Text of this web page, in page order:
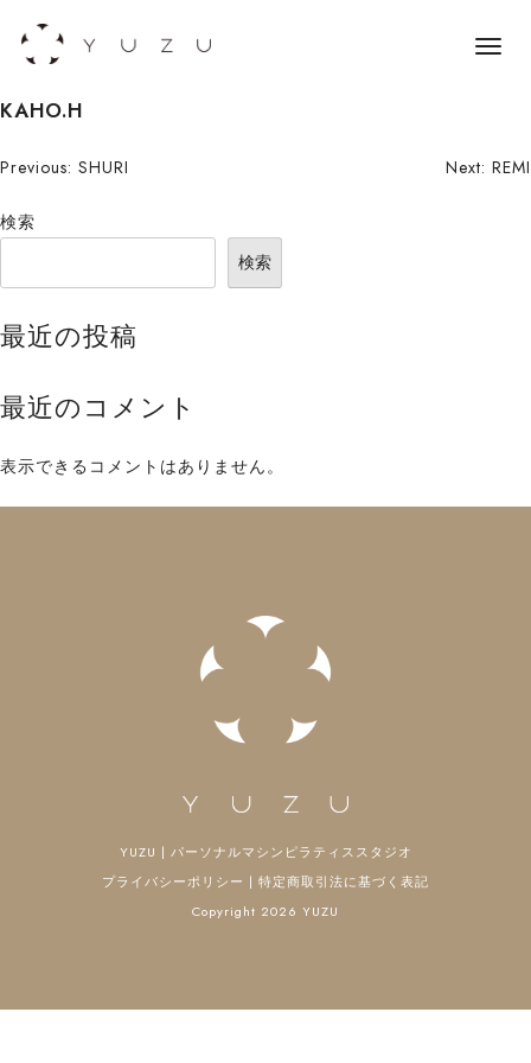
S
i
t
c
n
e
t
メ
KAHO.H
投
稿
ゲ
ー
シ
ョ
Previous: SHURI Next: REMI
検索
検索
最近の投稿
最近のコメント
表示できるコメントはありません。
YUZU | パーソナルマシンピラティススタジオ
プライバシーポリシー | 特定商取引法に基づく表記
Copyright 2026 YUZU